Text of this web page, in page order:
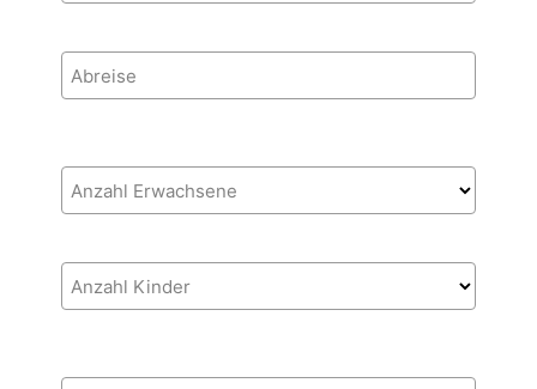
Abreise
Anzahl Erwachsene
Anzahl Kinder